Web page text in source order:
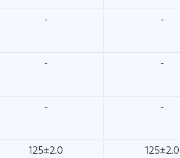
- -
- -
- -
125±2.0 125±2.0